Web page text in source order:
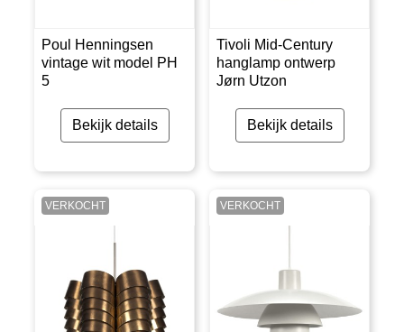
Poul Henningsen
vintage wit model PH
5
Bekijk details
Tivoli Mid-Century
hanglamp ontwerp
Jørn Utzon
Bekijk details
VERKOCHT VERKOCHT